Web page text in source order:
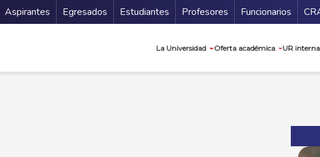
Menu Secundario
Aspirantes Egresados Estudiantes Profesores Funcionarios
La Universidad Oferta académica UR